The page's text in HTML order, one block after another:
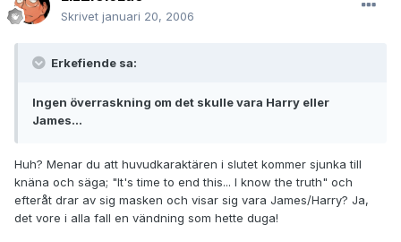
Skrivet januari 20, 2006
Erkefiende sa:
Ingen överraskning om det skulle vara Harry eller
James...
Huh? Menar du att huvudkaraktären i slutet kommer sjunka till
knäna och säga; "It's time to end this... I know the truth" och
efteråt drar av sig masken och visar sig vara James/Harry? Ja,
det vore i alla fall en vändning som hette duga!